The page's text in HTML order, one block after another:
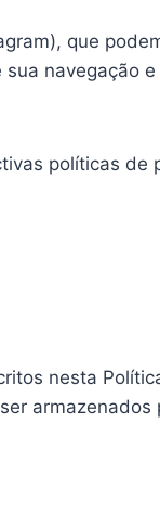
que
navegação
políticas de
nesta
armazenados